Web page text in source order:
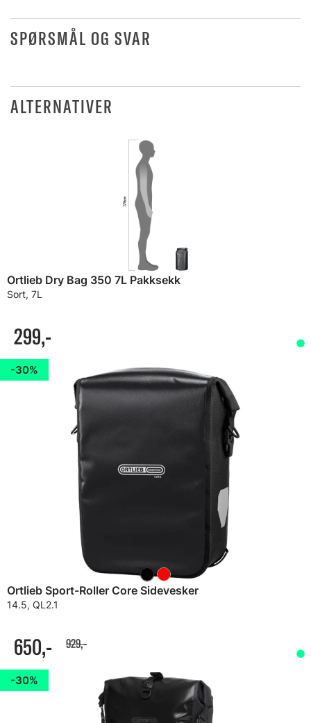
SPØRSMÅL OG SVAR
ALTERNATIVER
Ortlieb Dry Bag 350 7L Pakksekk
Sort, 7L
299,-
30%
Ortlieb Sport-Roller Core Sidevesker
14.5, QL2.1
650,- 929,-
30%